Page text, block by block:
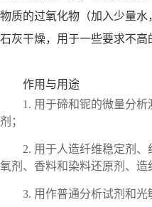
物质的过氧化物（加入少量
石灰干燥，用于一些要求不高
作用与用途
1. 用于碲和铌的微量分析
剂；
2. 用于人造纤维稳定剂
氧剂、香料和染料还原剂、造
3. 用作普通分析试剂和光